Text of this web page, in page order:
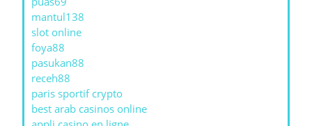
mantul138
slot online
foya88
pasukan88
receh88
paris sportif crypto
best arab casinos online